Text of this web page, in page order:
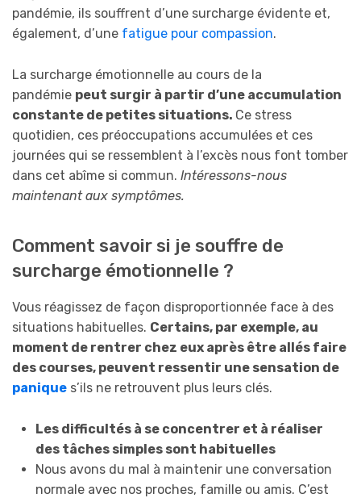
pandémie, ils souffrent d’une surcharge évidente et,
également, d’une fatigue pour compassion.
La surcharge émotionnelle au cours de la
pandémie peut surgir à partir d’une accumulation
constante de petites situations. Ce stress
quotidien, ces préoccupations accumulées et ces
journées qui se ressemblent à l’excès nous font tomber
dans cet abîme si commun. Intéressons-nous
maintenant aux symptômes.
Comment savoir si je souffre de
surcharge émotionnelle ?
Vous réagissez de façon disproportionnée face à des
situations habituelles. Certains, par exemple, au
moment de rentrer chez eux après être allés faire
des courses, peuvent ressentir une sensation de
panique s’ils ne retrouvent plus leurs clés.
Les difficultés à se concentrer et à réaliser
des tâches simples sont habituelles
Nous avons du mal à maintenir une conversation
normale avec nos proches, famille ou amis. C’est